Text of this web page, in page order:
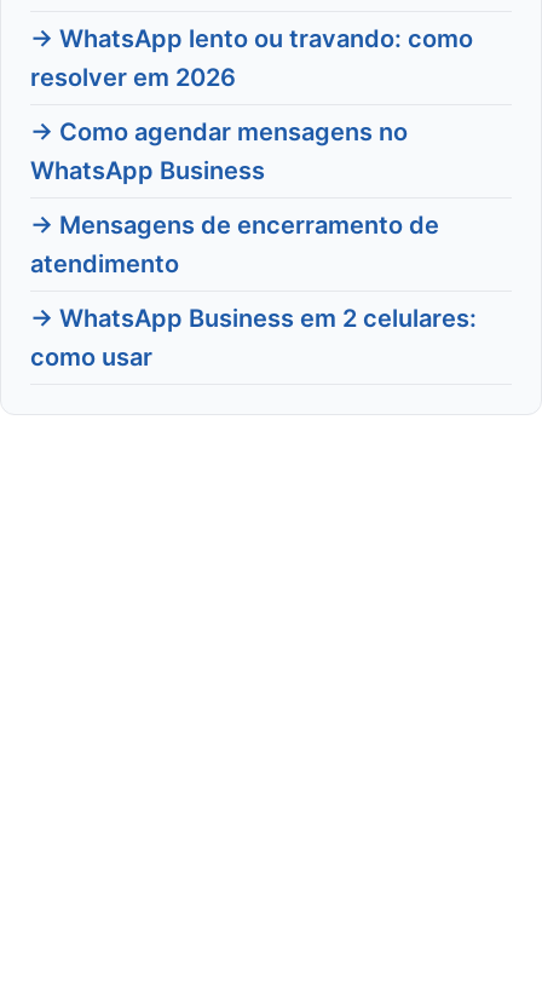
→ WhatsApp lento ou travando: como
resolver em 2026
→ Como agendar mensagens no
WhatsApp Business
→ Mensagens de encerramento de
atendimento
→ WhatsApp Business em 2 celulares:
como usar